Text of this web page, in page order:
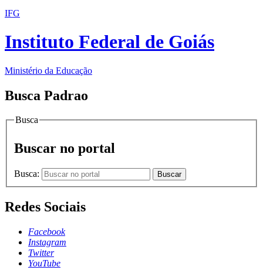
IFG
Instituto Federal de Goiás
Ministério da Educação
Busca Padrao
Busca
Buscar no portal
Busca: Buscar
Redes Sociais
Facebook
Instagram
Twitter
YouTube